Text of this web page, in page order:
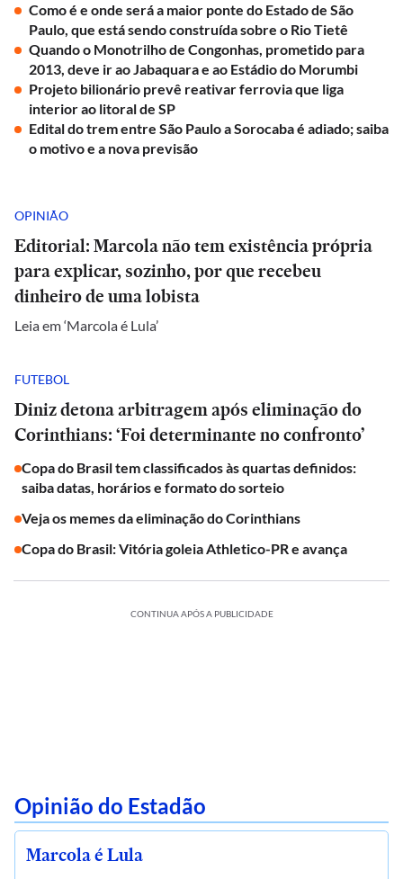
Como é e onde será a maior ponte do Estado de São
Paulo, que está sendo construída sobre o Rio Tietê
Quando o Monotrilho de Congonhas, prometido para
2013, deve ir ao Jabaquara e ao Estádio do Morumbi
Projeto bilionário prevê reativar ferrovia que liga
interior ao litoral de SP
Edital do trem entre São Paulo a Sorocaba é adiado; saiba
o motivo e a nova previsão
OPINIÃO
Editorial: Marcola não tem existência própria
para explicar, sozinho, por que recebeu
dinheiro de uma lobista
Leia em ‘Marcola é Lula’
FUTEBOL
Diniz detona arbitragem após eliminação do
Corinthians: ‘Foi determinante no confronto’
Copa do Brasil tem classificados às quartas definidos:
saiba datas, horários e formato do sorteio
Veja os memes da eliminação do Corinthians
Copa do Brasil: Vitória goleia Athletico-PR e avança
CONTINUA APÓS A PUBLICIDADE
Opinião do Estadão
Marcola é Lula